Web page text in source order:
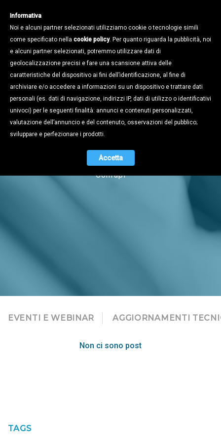
Notizie
Naviga tra i contenuti dell'universo
Confapi
EVENTI E WEBINAR AGGIORNAMENTI
Non ci sono post
TAGS
Informativa
Noi e alcuni partner selezionati utilizziamo cookie o tecnologie simili
come specificato nella cookie policy. Per quanto riguarda la pubblicità, noi
e alcuni partner selezionati, potremmo utilizzare dati di
geolocalizzazione precisi e fare una scansione attiva delle
caratteristiche del dispositivo ai fini dell’identificazione, al fine di
archiviare e/o accedere a informazioni su un dispositivo e trattare dati
personali (es. dati di navigazione, indirizzi IP, dati di utilizzo o identificativi
univoci) per le seguenti finalità: annunci e contenuti personalizzati,
valutazione dell’annuncio e del contenuto, osservazioni del pubblico;
sviluppare e perfezionare i prodotti.
Accetta